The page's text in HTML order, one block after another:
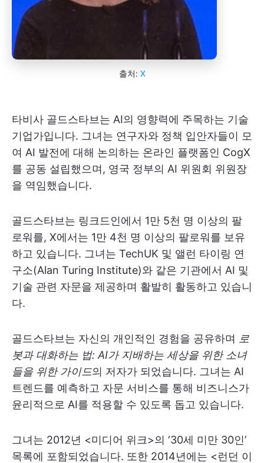
출처: X
타비사 골드스타브는 AI의 영향력에 주목하는 기술
기업가입니다. 그녀는 연구자와 정책 입안자들이 모
여 AI 발전에 대해 논의하는 온라인 플랫폼인 CogX
를 공동 설립했으며, 영국 정부의 AI 위원회 위원장
을 역임했습니다.
골드스타브는 링크드인에서 1만 5천 명 이상의 팔
로워를, X에서는 1만 4천 명 이상의 팔로워를 보유
하고 있습니다. 그녀는 TechUK 및 앨런 타이링 연
구소(Alan Turing Institute)와 같은 기관에서 AI 및
기술 관련 자문을 제공하며 활발히 활동하고 있습니
다.
골드스타브는 자신의 개인적인 경험을 공유하며 로
봇과 대화하는 법: AI가 지배하는 세상을 위한 소녀
들을 위한 가이드의 저자가 되었습니다. 그녀는 AI
트렌드를 예측하고 자문 서비스를 통해 비즈니스가
윤리적으로 AI를 적용할 수 있도록 돕고 있습니다.
그녀는 2012년 <미디어 위크>의 ‘30세 미만 30인’
목록에 포함되었습니다. 또한 2014년에는 <런던 이